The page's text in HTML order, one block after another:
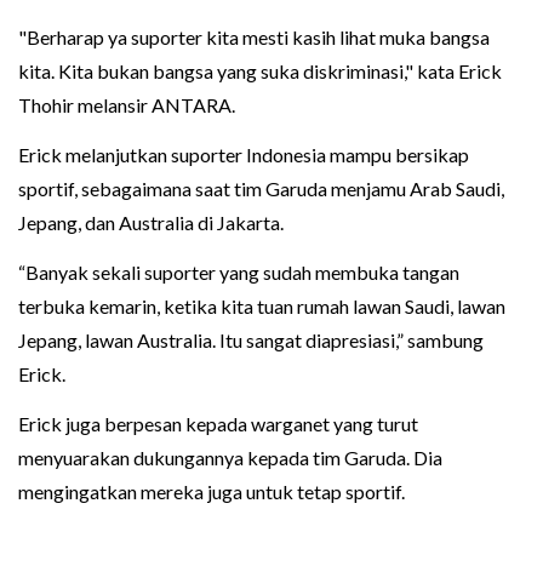
"Berharap ya suporter kita mesti kasih lihat muka bangsa
kita. Kita bukan bangsa yang suka diskriminasi," kata Erick
Thohir melansir ANTARA.
Erick melanjutkan suporter Indonesia mampu bersikap
sportif, sebagaimana saat tim Garuda menjamu Arab Saudi,
Jepang, dan Australia di Jakarta.
“Banyak sekali suporter yang sudah membuka tangan
terbuka kemarin, ketika kita tuan rumah lawan Saudi, lawan
Jepang, lawan Australia. Itu sangat diapresiasi,” sambung
Erick.
Erick juga berpesan kepada warganet yang turut
menyuarakan dukungannya kepada tim Garuda. Dia
mengingatkan mereka juga untuk tetap sportif.